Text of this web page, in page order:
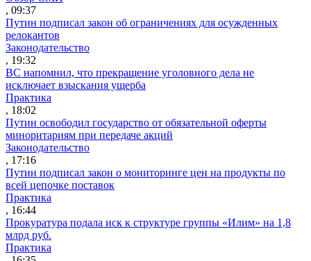
, 09:37
Путин подписал закон об ограничениях для осужденных
релокантов
Законодательство
, 19:32
ВС напомнил, что прекращение уголовного дела не
исключает взыскания ущерба
Практика
, 18:02
Путин освободил государство от обязательной оферты
миноритариям при передаче акций
Законодательство
, 17:16
Путин подписал закон о мониторинге цен на продукты по
всей цепочке поставок
Практика
, 16:44
Прокуратура подала иск к структуре группы «Илим» на 1,8
млрд руб.
Практика